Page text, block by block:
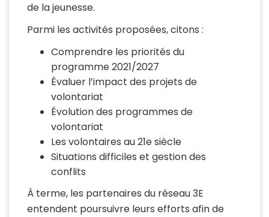
de la jeunesse.
Parmi les activités proposées, citons :
Comprendre les priorités du
programme 2021/2027
Évaluer l’impact des projets de
volontariat
Évolution des programmes de
volontariat
Les volontaires au 21e siècle
Situations difficiles et gestion des
conflits
À terme, les partenaires du réseau 3E
entendent poursuivre leurs efforts afin de